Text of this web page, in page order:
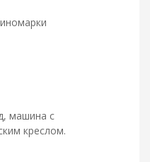
машина с
креслом.